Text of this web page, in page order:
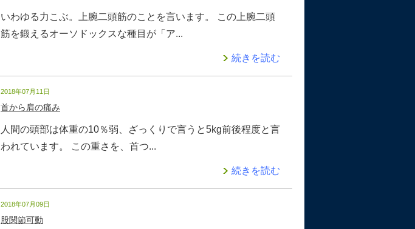
いわゆる力こぶ。上腕二頭筋のことを言います。 この上腕二頭
筋を鍛えるオーソドックスな種目が「ア...
続きを読む
2018年07月11日
首から肩の痛み
人間の頭部は体重の10％弱、ざっくりで言うと5kg前後程度と言
われています。 この重さを、首つ...
続きを読む
2018年07月09日
股関節可動